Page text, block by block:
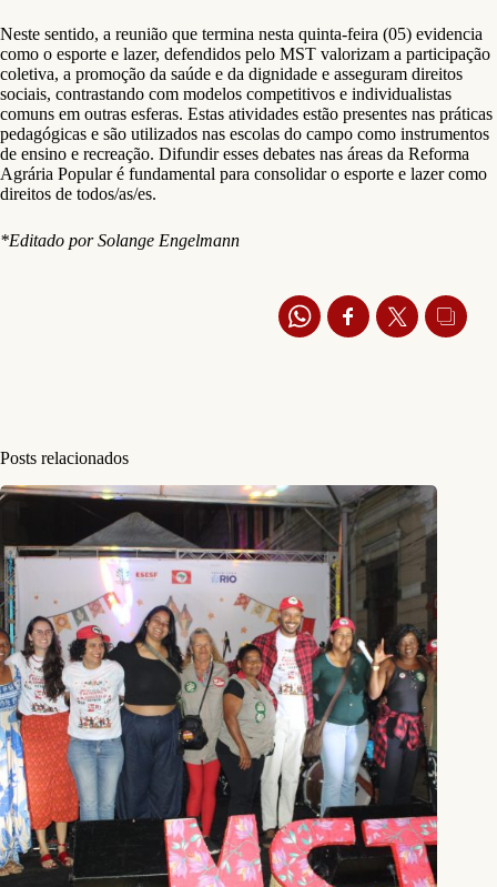
Neste sentido, a reunião que termina nesta quinta-feira (05) evidencia
como o esporte e lazer, defendidos pelo MST valorizam a participação
coletiva, a promoção da saúde e da dignidade e asseguram direitos
sociais, contrastando com modelos competitivos e individualistas
comuns em outras esferas. Estas atividades estão presentes nas práticas
pedagógicas e são utilizados nas escolas do campo como instrumentos
de ensino e recreação. Difundir esses debates nas áreas da Reforma
Agrária Popular é fundamental para consolidar o esporte e lazer como
direitos de todos/as/es.
*Editado por Solange Engelmann
Posts relacionados